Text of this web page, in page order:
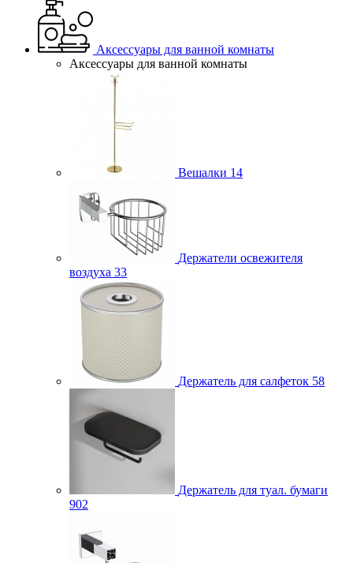
Аксессуары для ванной комнаты
Аксессуары для ванной комнаты
Вешалки 14
Держатели освежителя
воздуха 33
Держатель для салфеток 58
Держатель для туал. бумаги
902